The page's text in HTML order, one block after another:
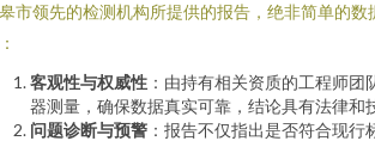
市领先的检测机构所提供的报告，绝非简单的数
客观性与权威性 ：由持有相关资质的工程师
器测量，确保数据真实可靠，结论具有法律和
问题诊断与预警 ：报告不仅指出是否符合现